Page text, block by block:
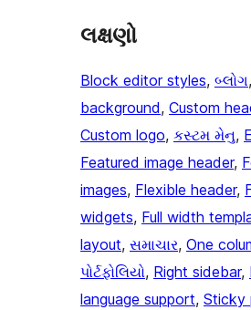
લક્ષણો
Block editor styles, બ્લોગ,
background, Custom
Custom logo, કસ્ટમ મેનુ,
Featured image header,
images, Flexible header,
widgets, Full width
layout, સમાચાર, One
પોર્ટફોલિયો, Right sidebar,
language support, Sticky